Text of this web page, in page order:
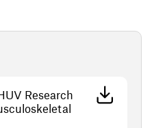
Research
nouvelle fenêtre)